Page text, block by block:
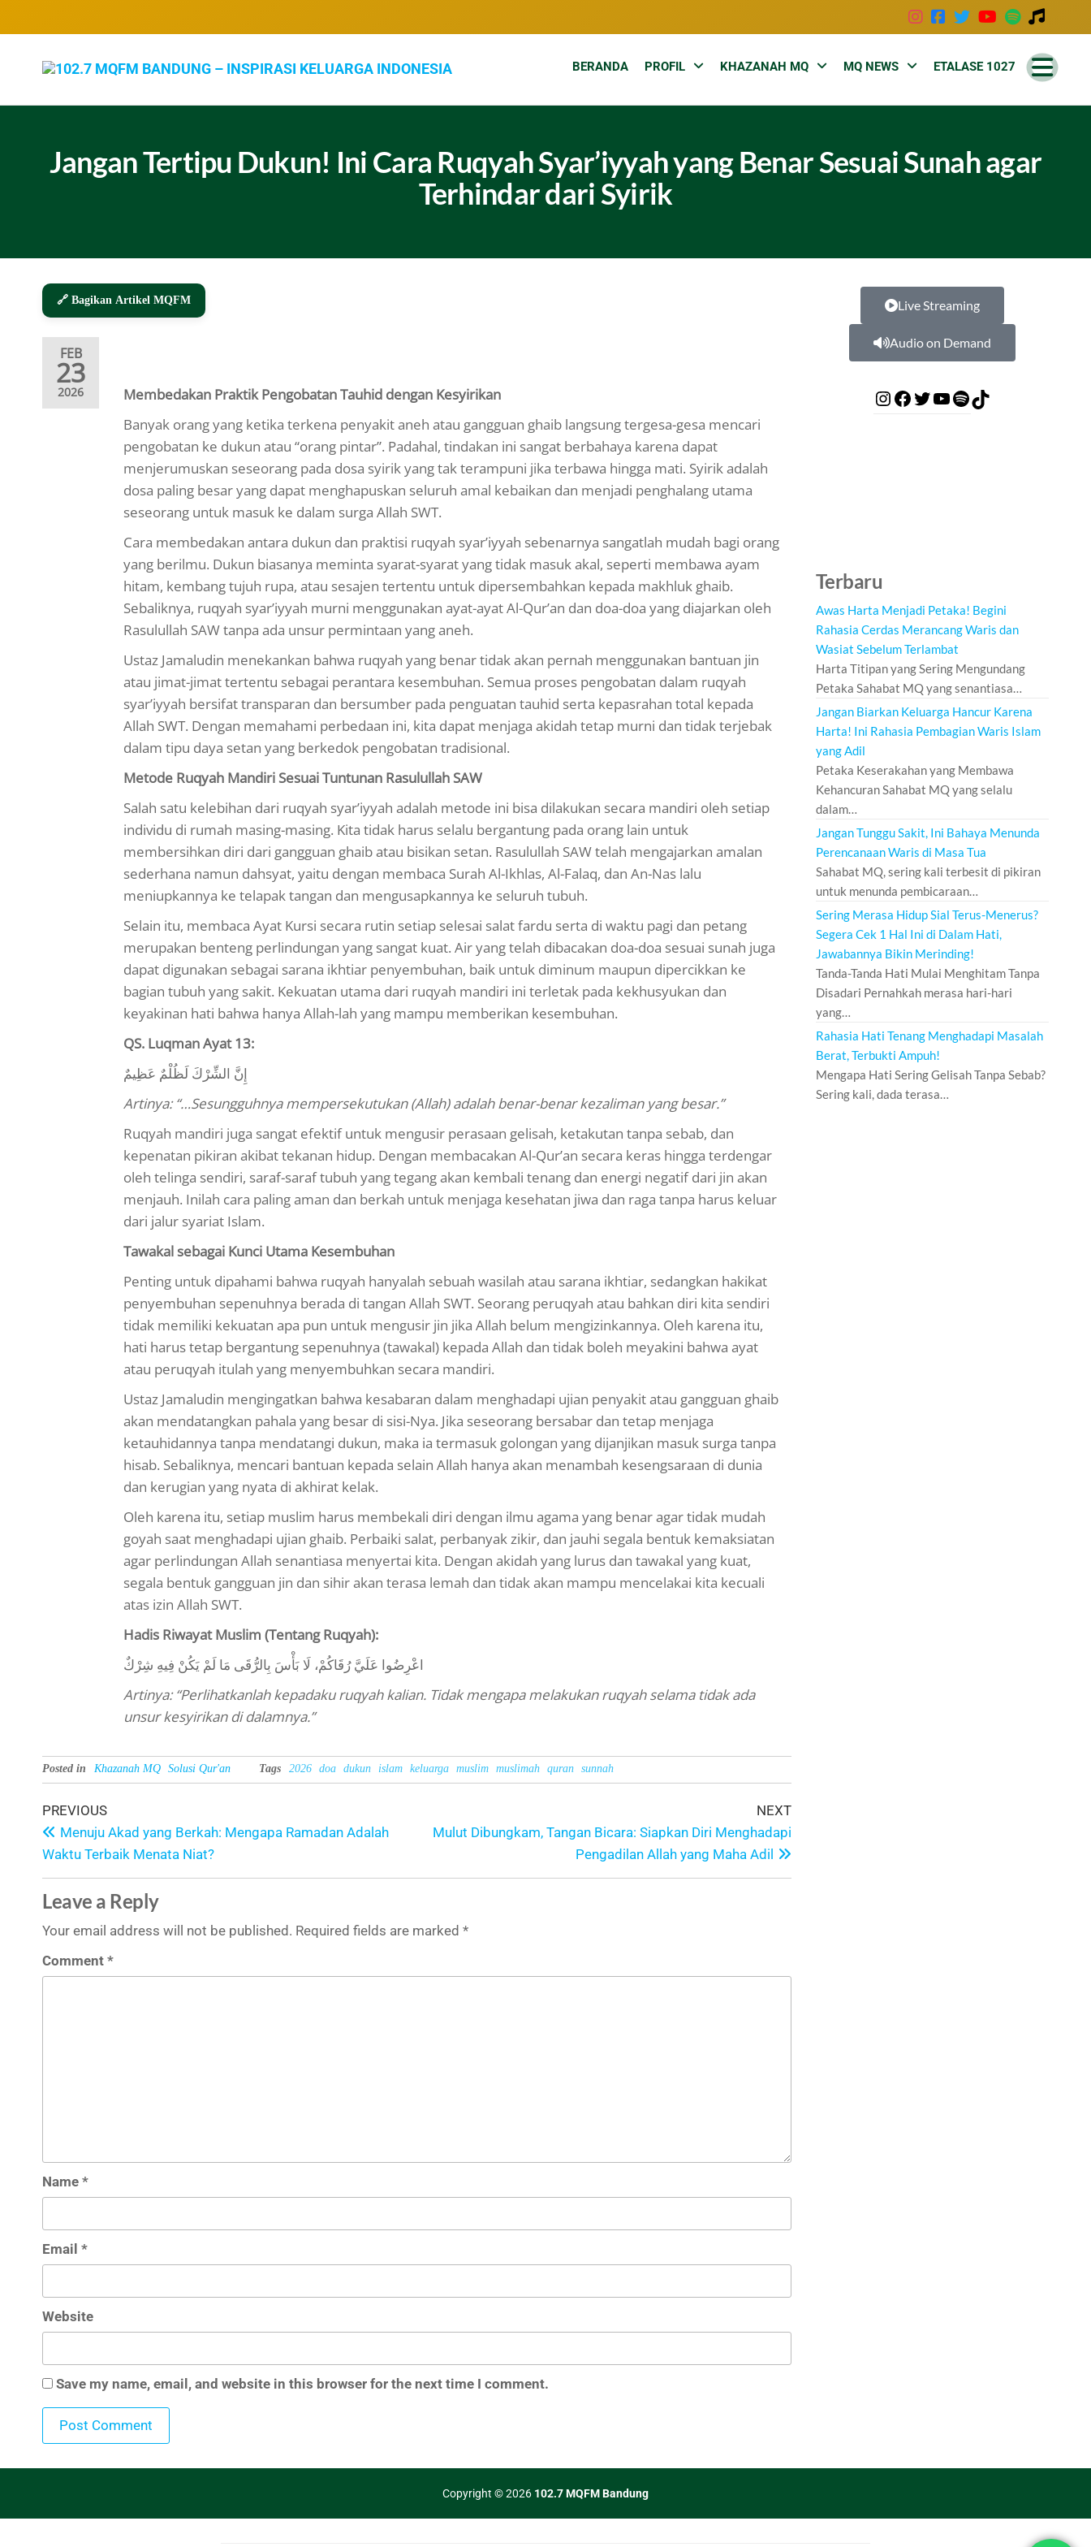
MQFM
–
Inspirasi
Keluarga
Indonesia
BERANDA PROFIL KHAZANAH MQ MQ NEWS ETALASE 1027
Jangan Tertipu Dukun! Ini Cara Ruqyah Syar’iyyah yang Benar Sesuai Sunah agar
Terhindar dari Syirik
🔗 Bagikan Artikel MQFM
FEB
23
2026
Membedakan Praktik Pengobatan Tauhid dengan Kesyirikan
Banyak orang yang ketika terkena penyakit aneh atau gangguan ghaib langsung tergesa-gesa mencari
pengobatan ke dukun atau “orang pintar”. Padahal, tindakan ini sangat berbahaya karena dapat
menjerumuskan seseorang pada dosa syirik yang tak terampuni jika terbawa hingga mati. Syirik adalah
dosa paling besar yang dapat menghapuskan seluruh amal kebaikan dan menjadi penghalang utama
seseorang untuk masuk ke dalam surga Allah SWT.
Cara membedakan antara dukun dan praktisi ruqyah syar’iyyah sebenarnya sangatlah mudah bagi orang
yang berilmu. Dukun biasanya meminta syarat-syarat yang tidak masuk akal, seperti membawa ayam
hitam, kembang tujuh rupa, atau sesajen tertentu untuk dipersembahkan kepada makhluk ghaib.
Sebaliknya, ruqyah syar’iyyah murni menggunakan ayat-ayat Al-Qur’an dan doa-doa yang diajarkan oleh
Rasulullah SAW tanpa ada unsur permintaan yang aneh.
Ustaz Jamaludin menekankan bahwa ruqyah yang benar tidak akan pernah menggunakan bantuan jin
atau jimat-jimat tertentu sebagai perantara kesembuhan. Semua proses pengobatan dalam ruqyah
syar’iyyah bersifat transparan dan bersumber pada penguatan tauhid serta kepasrahan total kepada
Allah SWT. Dengan memahami perbedaan ini, kita dapat menjaga akidah tetap murni dan tidak terjebak
dalam tipu daya setan yang berkedok pengobatan tradisional.
Metode Ruqyah Mandiri Sesuai Tuntunan Rasulullah SAW
Salah satu kelebihan dari ruqyah syar’iyyah adalah metode ini bisa dilakukan secara mandiri oleh setiap
individu di rumah masing-masing. Kita tidak harus selalu bergantung pada orang lain untuk
membersihkan diri dari gangguan ghaib atau bisikan setan. Rasulullah SAW telah mengajarkan amalan
sederhana namun dahsyat, yaitu dengan membaca Surah Al-Ikhlas, Al-Falaq, dan An-Nas lalu
meniupkannya ke telapak tangan dan mengusapkannya ke seluruh tubuh.
Selain itu, membaca Ayat Kursi secara rutin setiap selesai salat fardu serta di waktu pagi dan petang
merupakan benteng perlindungan yang sangat kuat. Air yang telah dibacakan doa-doa sesuai sunah juga
dapat digunakan sebagai sarana ikhtiar penyembuhan, baik untuk diminum maupun dipercikkan ke
bagian tubuh yang sakit. Kekuatan utama dari ruqyah mandiri ini terletak pada kekhusyukan dan
keyakinan hati bahwa hanya Allah-lah yang mampu memberikan kesembuhan.
QS. Luqman Ayat 13:
إِنَّ الشِّرْكَ لَظُلْمٌ عَظِيمٌ
Artinya: “…Sesungguhnya mempersekutukan (Allah) adalah benar-benar kezaliman yang besar.”
Ruqyah mandiri juga sangat efektif untuk mengusir perasaan gelisah, ketakutan tanpa sebab, dan
kepenatan pikiran akibat tekanan hidup. Dengan membacakan Al-Qur’an secara keras hingga terdengar
oleh telinga sendiri, saraf-saraf tubuh yang tegang akan kembali tenang dan energi negatif dari jin akan
menjauh. Inilah cara paling aman dan berkah untuk menjaga kesehatan jiwa dan raga tanpa harus keluar
dari jalur syariat Islam.
Tawakal sebagai Kunci Utama Kesembuhan
Penting untuk dipahami bahwa ruqyah hanyalah sebuah wasilah atau sarana ikhtiar, sedangkan hakikat
penyembuhan sepenuhnya berada di tangan Allah SWT. Seorang peruqyah atau bahkan diri kita sendiri
tidak memiliki kekuatan apa pun untuk mengusir jin jika Allah belum mengizinkannya. Oleh karena itu,
hati harus tetap bergantung sepenuhnya (tawakal) kepada Allah dan tidak boleh meyakini bahwa ayat
atau peruqyah itulah yang menyembuhkan secara mandiri.
Ustaz Jamaludin mengingatkan bahwa kesabaran dalam menghadapi ujian penyakit atau gangguan ghaib
akan mendatangkan pahala yang besar di sisi-Nya. Jika seseorang bersabar dan tetap menjaga
ketauhidannya tanpa mendatangi dukun, maka ia termasuk golongan yang dijanjikan masuk surga tanpa
hisab. Sebaliknya, mencari bantuan kepada selain Allah hanya akan menambah kesengsaraan di dunia
dan kerugian yang nyata di akhirat kelak.
Oleh karena itu, setiap muslim harus membekali diri dengan ilmu agama yang benar agar tidak mudah
goyah saat menghadapi ujian ghaib. Perbaiki salat, perbanyak zikir, dan jauhi segala bentuk kemaksiatan
agar perlindungan Allah senantiasa menyertai kita. Dengan akidah yang lurus dan tawakal yang kuat,
segala bentuk gangguan jin dan sihir akan terasa lemah dan tidak akan mampu mencelakai kita kecuali
atas izin Allah SWT.
Hadis Riwayat Muslim (Tentang Ruqyah):
اعْرِضُوا عَلَيَّ رُقَاكُمْ، لَا بَأْسَ بِالرُّقَى مَا لَمْ يَكُنْ فِيهِ شِرْكٌ
Artinya: “Perlihatkanlah kepadaku ruqyah kalian. Tidak mengapa melakukan ruqyah selama tidak ada
unsur kesyirikan di dalamnya.”
Posted in Khazanah MQ Solusi Qur'an Tags 2026 doa dukun islam keluarga muslim muslimah quran sunnah
PREVIOUS
Menuju Akad yang Berkah: Mengapa Ramadan Adalah
Waktu Terbaik Menata Niat?
NEXT
Mulut Dibungkam, Tangan Bicara: Siapkan Diri Menghadapi
Pengadilan Allah yang Maha Adil
Leave a Reply
Your email address will not be published. Required fields are marked *
Comment *
Name *
Email *
Website
Save my name, email, and website in this browser for the next time I comment.
Live Streaming
Audio on Demand
Terbaru
Awas Harta Menjadi Petaka! Begini
Rahasia Cerdas Merancang Waris dan
Wasiat Sebelum Terlambat
Harta Titipan yang Sering Mengundang
Petaka Sahabat MQ yang senantiasa…
Jangan Biarkan Keluarga Hancur Karena
Harta! Ini Rahasia Pembagian Waris Islam
yang Adil
Petaka Keserakahan yang Membawa
Kehancuran Sahabat MQ yang selalu
dalam…
Jangan Tunggu Sakit, Ini Bahaya Menunda
Perencanaan Waris di Masa Tua
Sahabat MQ, sering kali terbesit di pikiran
untuk menunda pembicaraan…
Sering Merasa Hidup Sial Terus-Menerus?
Segera Cek 1 Hal Ini di Dalam Hati,
Jawabannya Bikin Merinding!
Tanda-Tanda Hati Mulai Menghitam Tanpa
Disadari Pernahkah merasa hari-hari
yang…
Rahasia Hati Tenang Menghadapi Masalah
Berat, Terbukti Ampuh!
Mengapa Hati Sering Gelisah Tanpa Sebab?
Sering kali, dada terasa…
Copyright © 2026 102.7 MQFM Bandung